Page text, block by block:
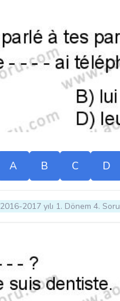
A B C D
2016-2017 yılı 1. Dönem 4. Soru